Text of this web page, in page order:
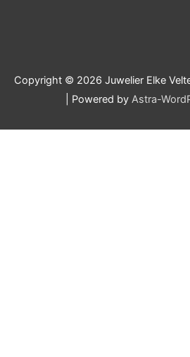
Copyright © 2026 Juwelier Elke
| Powered by Astra-